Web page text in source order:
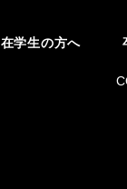
在学生の方へ